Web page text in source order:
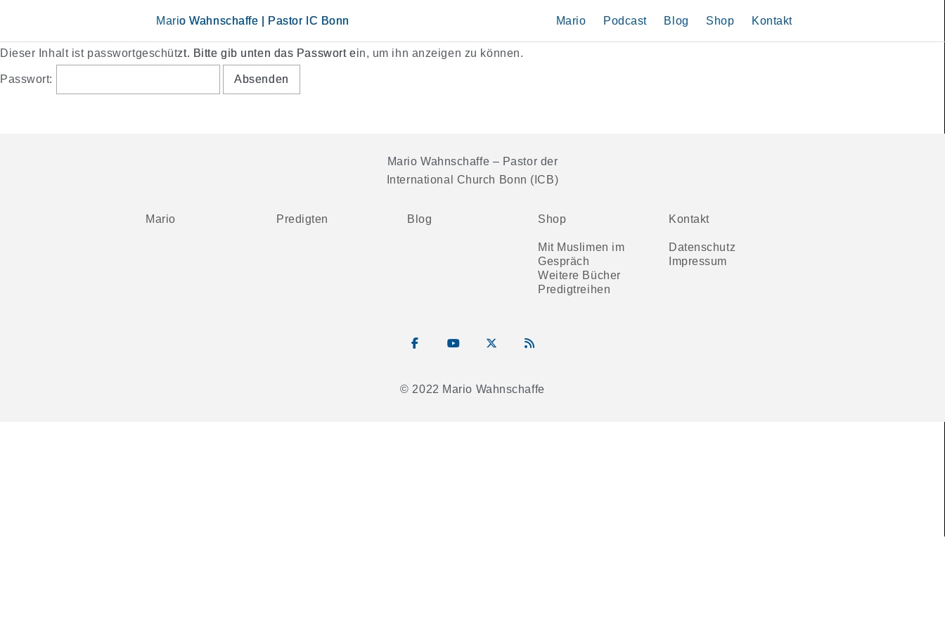
Mario Wahnschaffe | Pastor IC Bonn Mario Podcast Blog Shop Kontakt
Dieser Inhalt ist passwortgeschützt. Bitte gib unten das Passwort ein, um ihn anzeigen zu können.
Passwort:
Mario Wahnschaffe – Pastor der
International Church Bonn (ICB)
Mario Predigten Blog Shop
Mit Muslimen im
Gespräch
Weitere Bücher
Predigtreihen
Kontakt
Datenschutz
Impressum
© 2022 Mario Wahnschaffe